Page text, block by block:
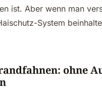
ist. Aber wenn man
System
ohne